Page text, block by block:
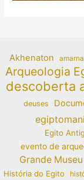
Akhenaton amarna
Arqueologia
descoberta
deuses
Egito
evento de
Grande
História do Egito